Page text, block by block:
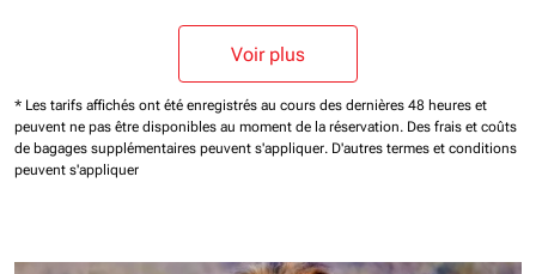
Voir plus
* Les tarifs affichés ont été enregistrés au cours des dernières 48 heures et
peuvent ne pas être disponibles au moment de la réservation. Des frais et coûts
de bagages supplémentaires peuvent s'appliquer. D'autres termes et conditions
peuvent s'appliquer